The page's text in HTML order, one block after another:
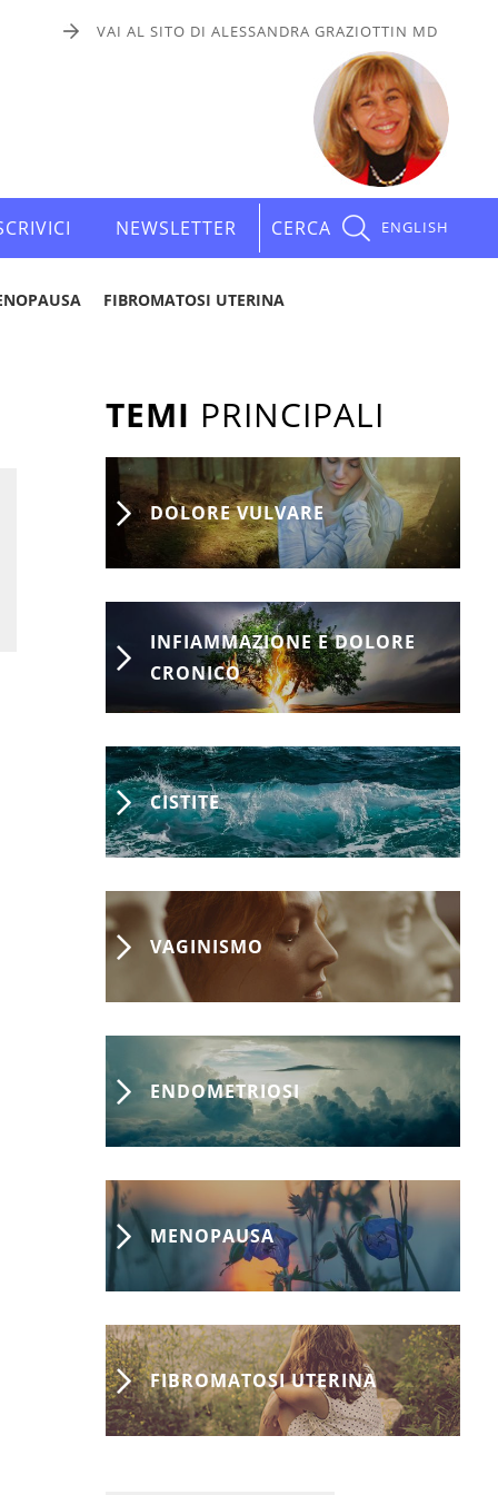
VAI AL SITO DI ALESSANDRA GRAZIOTTIN MD
NEWSLETTER CERCA ENGLISH
FIBROMATOSI UTERINA
TEMI PRINCIPALI
DOLORE VULVARE
INFIAMMAZIONE E DOLORE
CRONICO
CISTITE
VAGINISMO
ENDOMETRIOSI
MENOPAUSA
FIBROMATOSI UTERINA